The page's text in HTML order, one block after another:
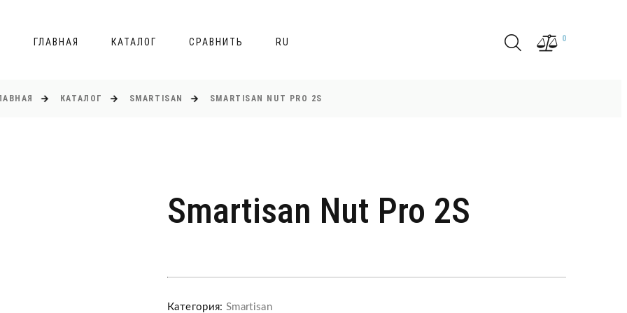
ГЛАВНАЯ КАТАЛОГ СРАВНИТЬ RU 0
КАТАЛОГ SMARTISAN SMARTISAN NUT PRO 2S
Smartisan Nut Pro 2S
Категория: Smartisan